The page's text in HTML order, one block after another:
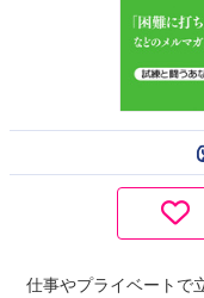
仕事やプライベートで